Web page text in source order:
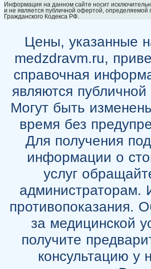
Информация на данном сайте носит
и не является публичной офертой, определяемой
Гражданского Кодекса РФ.
Цены, указанные
medzdravm.ru,
справочная
являются
Могут быть
время без
Для получения
информации о
услуг
администраторам.
противопоказания.
за медицинской
получите
консультацию у